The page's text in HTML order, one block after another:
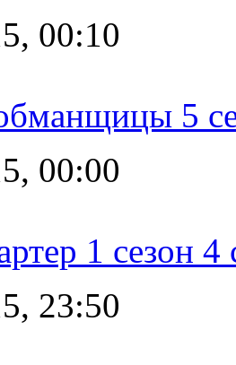
00:10
5
00:00
1 сезон 4
23:50